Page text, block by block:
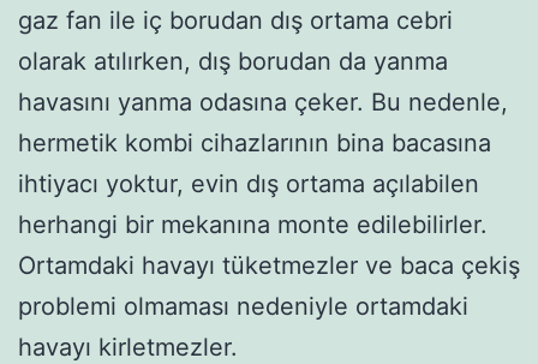
gaz fan ile iç borudan dış ortama cebri
olarak atılırken, dış borudan da yanma
havasını yanma odasına çeker. Bu nedenle,
hermetik kombi cihazlarının bina bacasına
ihtiyacı yoktur, evin dış ortama açılabilen
herhangi bir mekanına monte edilebilirler.
Ortamdaki havayı tüketmezler ve baca çekiş
problemi olmaması nedeniyle ortamdaki
havayı kirletmezler.